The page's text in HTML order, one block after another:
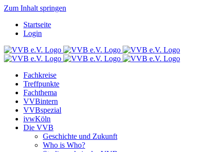
Zum Inhalt springen
Startseite
Login
Fachkreise
Treffpunkte
Fachthema
VVBintern
VVBspezial
ivwKöln
Die VVB
Geschichte und Zukunft
Who is Who?